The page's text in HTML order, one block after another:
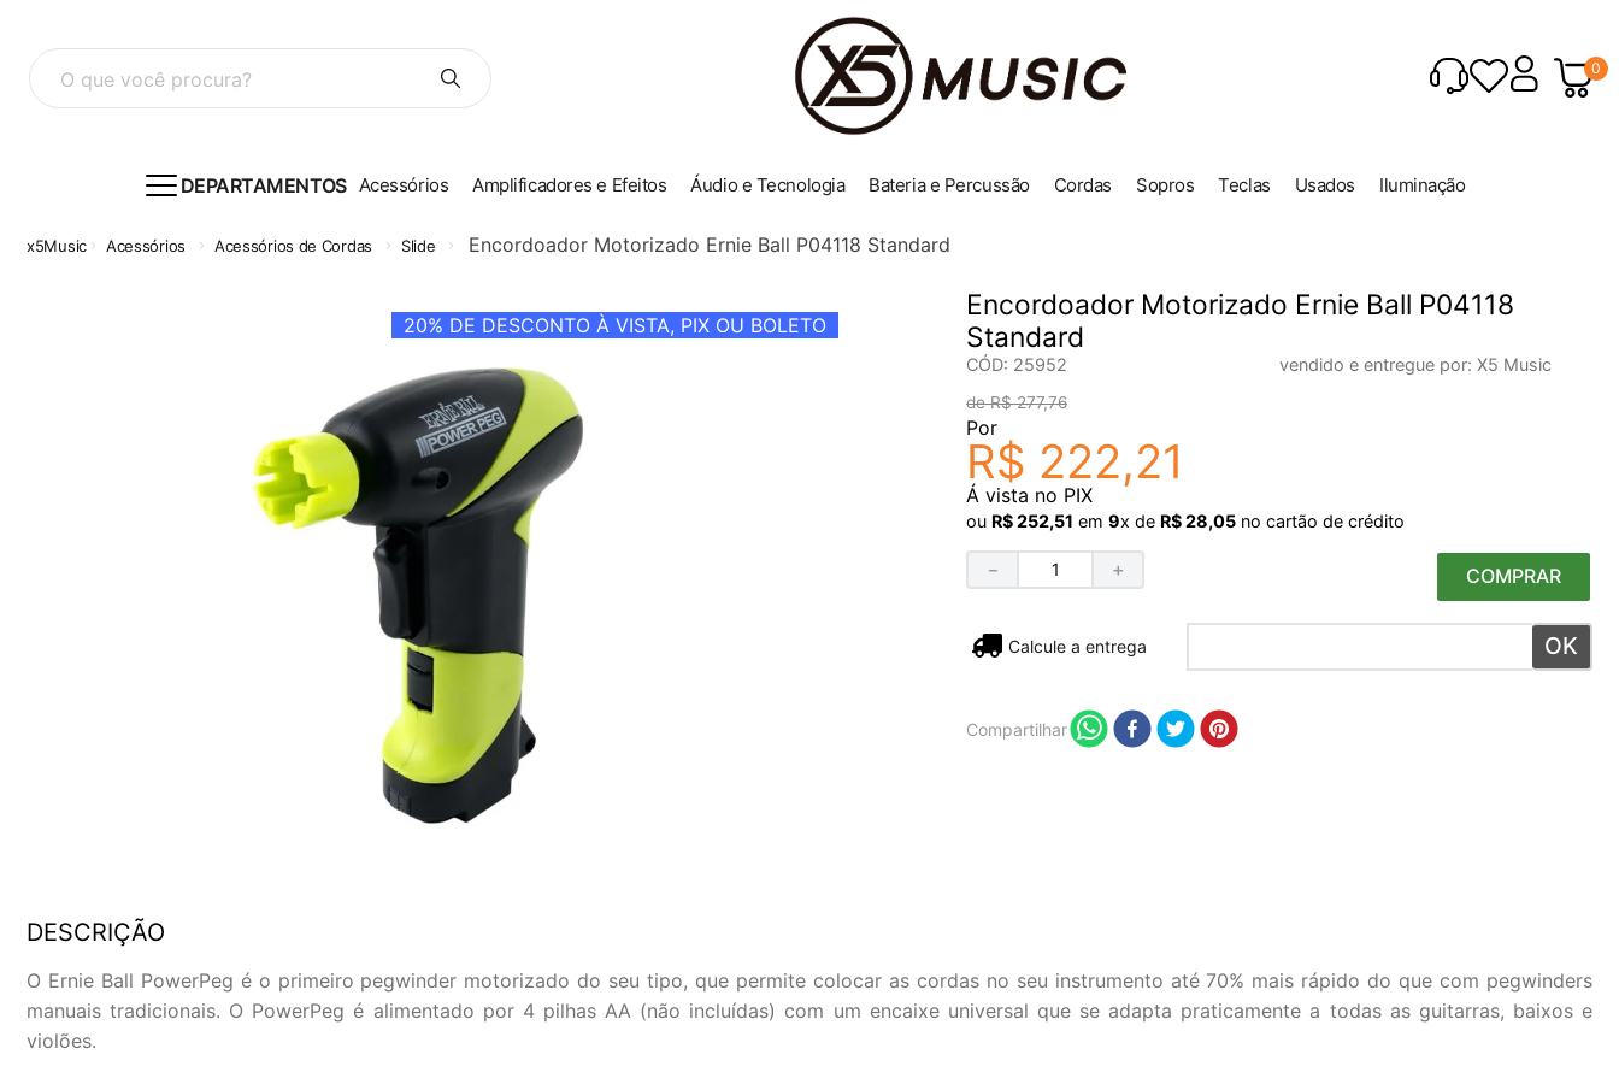
O que você procura? 0
DEPARTAMENTOS Acessórios Amplificadores e Efeitos Áudio e Tecnologia Bateria e Percussão Cordas Sopros Teclas Usados Iluminação
Acessórios Acessórios de Cordas Slide Encordoador Motorizado Ernie Ball P04118 Standard
20% DE DESCONTO À VISTA, PIX OU BOLETO
Encordoador Motorizado Ernie Ball P04118
Standard
CÓD: 25952 vendido e entregue por: X5 Music
R$ 277,76
Por
R$ 222,21
Á vista no PIX
ou R$252,51 em 9x de R$28,05 no cartão de crédito
＋
－ COMPRAR
Não sei meu CEP
Compartilhar
DESCRIÇÃO
O Ernie Ball PowerPeg é o primeiro pegwinder motorizado do seu tipo, que permite colocar as cordas no seu instrumento até 70% mais rápido do que com pegwinders
manuais tradicionais. O PowerPeg é alimentado por 4 pilhas AA (não incluídas) com um encaixe universal que se adapta praticamente a todas as guitarras, baixos e
violões.